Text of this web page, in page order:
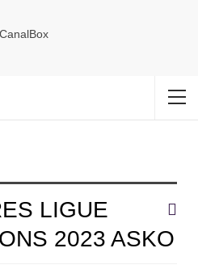
LIGUE
2023 ASKO